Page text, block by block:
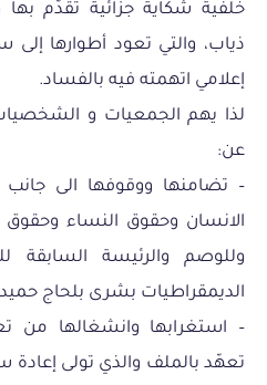
خلفية شكاية جزائية تقدّم بها
إعلامي اتهمته فيه بالفساد.
لذا يهم الجمعيات و
عن:
– تضامنها ووقوفها الى
الانسان وحقوق النساء وحقوق
وللوصم والرئيسة السابقة
الديمقراطيات بشرى بلحاج
– استغرابها وانشغالها من
تعهّد بالملف والذي تولى